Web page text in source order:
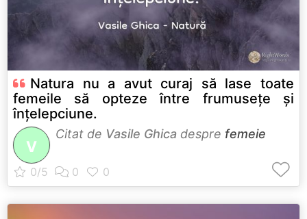
Natura nu a avut curaj să lase toate
femeile să opteze între frumusețe și
înțelepciune.
V
Citat de Vasile Ghica despre femeie